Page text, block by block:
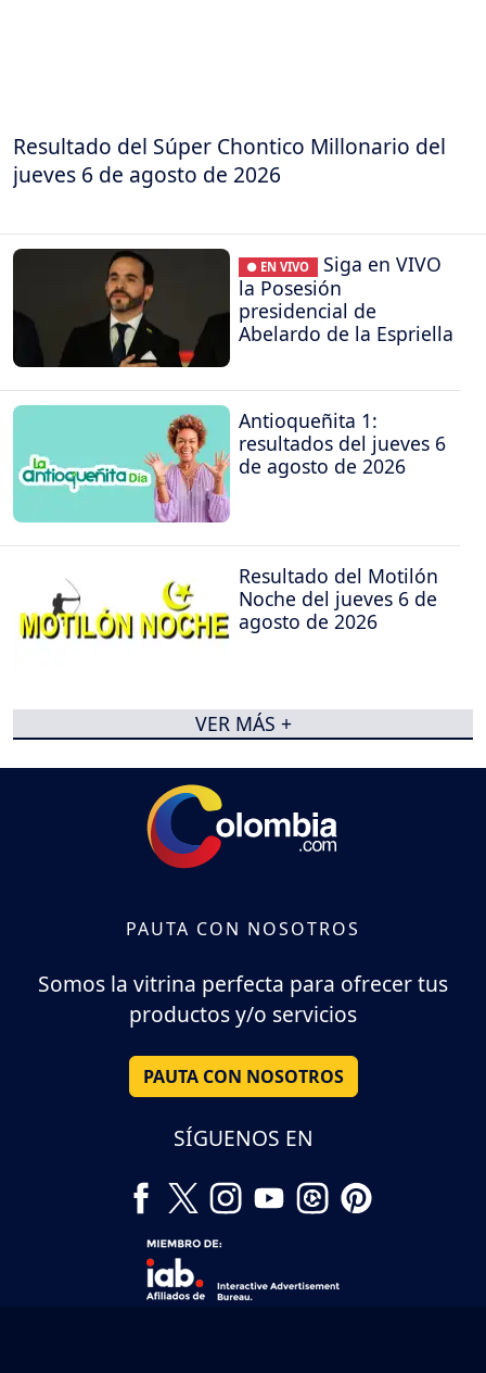
Resultado del Súper Chontico Millonario del
jueves 6 de agosto de 2026
● EN VIVO
Siga en VIVO
la Posesión
presidencial de
Abelardo de la Espriella
Antioqueñita 1:
resultados del jueves 6
de agosto de 2026
Resultado del Motilón
Noche del jueves 6 de
agosto de 2026
VER MÁS +
PAUTA CON NOSOTROS
Somos la vitrina perfecta para ofrecer tus
productos y/o servicios
PAUTA CON NOSOTROS
SÍGUENOS EN